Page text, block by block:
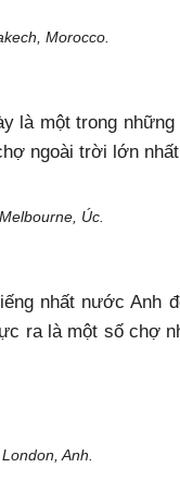
Morocco.
là một trong
ngoài trời lớn
Úc.
nhất nước Anh
ra là một số chợ
Anh.